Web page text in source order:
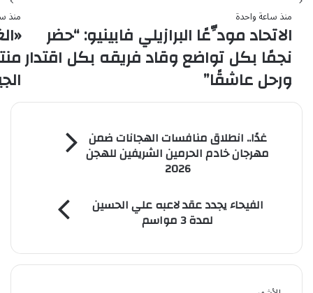
منذ ساعة واحدة
الاتحاد مودِّعًا البرازيلي فابينيو: “حضر
نجمًا بكل تواضع وقاد فريقه بكل اقتدار
ورحل عاشقًا”
منذ
انطلاق
منافسات
مهرجان
للهجن
غدًا.. انطلاق منافسات الهجانات ضمن
مهرجان خادم الحرمين الشريفين للهجن
2026
الفيحاء
علي
الحسين
لمدة
الفيحاء يجدد عقد لاعبه علي الحسين
لمدة 3 مواسم